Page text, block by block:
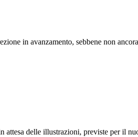
avanzamento, sebbene non ancora
delle illustrazioni, previste per il